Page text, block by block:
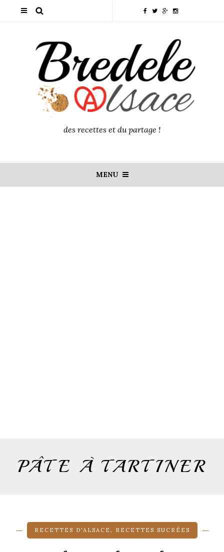
des recettes et du partage !
MENU
PÂTE À TARTINER
RECETTES D'ALSACE , RECETTES SUCRÉES